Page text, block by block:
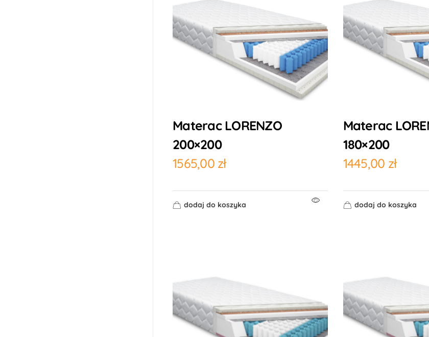
Materac LORENZO
200×200
1565,00 zł
dodaj do koszyka
Materac
180×200
1445,00 zł
dodaj do koszyka